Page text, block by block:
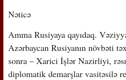
Nəticə
Amma Rusiyaya qayıdaq.
Azərbaycan Rusiyanın növbəti
sonra – Xarici İşlər Nazirliyi,
diplomatik demarşlar vasitəsilə